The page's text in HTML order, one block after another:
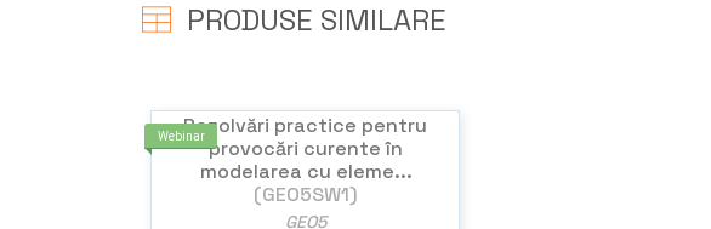
PRODUSE SIMILARE
WebinarRezolvări practice pentru
provocări curente în
modelarea cu eleme...
(GEO5SW1)
GEO5